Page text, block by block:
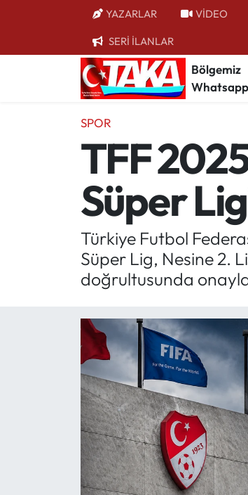
YAZARLAR VİDEO
SERİ İLANLAR
Bölgemiz
SPOR
TFF
Süper
Türkiye Futbol
Süper Lig, Nesine 2.
doğrultusunda
Bölgemiz
Politik Kulis
Mektup Galeri
Röportaj
Manşet
Köşe Yazıları
Karikatür Galeri
Trabzon Nöbetçi Eczaneler
Trabzon Hava Durumu
Trabzon Trafik Yoğunluk Haritası
Süper Lig Puan Durumu ve Fikstür
Tüm Manşetler
Son Dakika Haberleri
Haber Arşivi